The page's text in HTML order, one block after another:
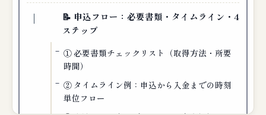
📝 申込フロー：必要書類・タイムライン・4
ステップ
① 必要書類チェックリスト（取得方法・所要
時間）
② タイムライン例：申込から入金までの時刻
単位フロー